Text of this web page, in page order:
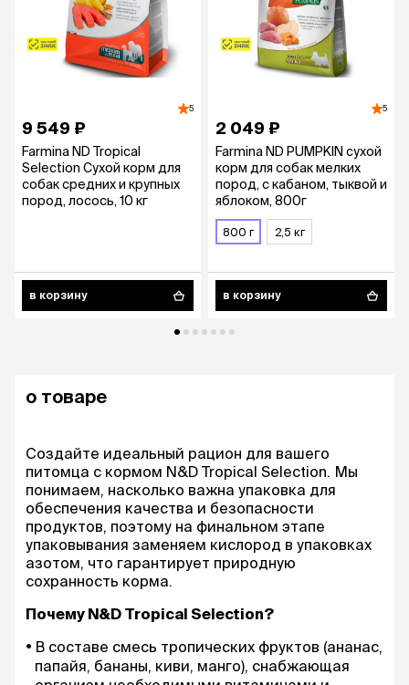
5
9 549 ₽
Farmina ND Tropical
Selection Сухой корм для
собак средних и крупных
пород, лосось, 10 кг
в корзину
5
2 049 ₽
Farmina ND PUMPKIN сухой
корм для собак мелких
пород, с кабаном, тыквой и
яблоком, 800г
800 г 2,5 кг
в корзину
о товаре
Создайте идеальный рацион для вашего
питомца с кормом N&D Tropical Selection. Мы
понимаем, насколько важна упаковка для
обеспечения качества и безопасности
продуктов, поэтому на финальном этапе
упаковывания заменяем кислород в упаковках
азотом, что гарантирует природную
сохранность корма.
Почему N&D Tropical Selection?
В составе смесь тропических фруктов (ананас,
папайя, бананы, киви, манго), снабжающая